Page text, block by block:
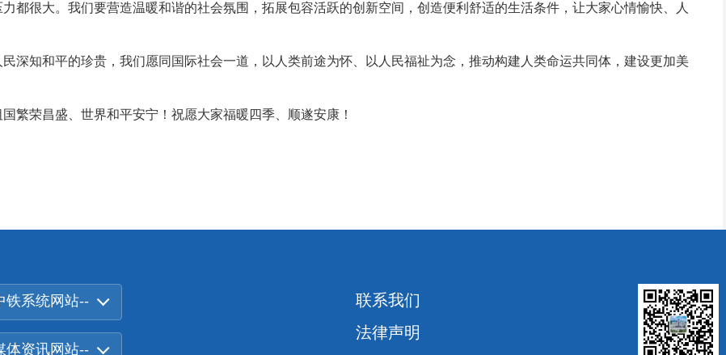
都很大。我们要营造温暖和谐的社会氛围，拓展包容活跃的创新空间，创造便利舒适的生活条件，让大家心情愉快、人
知和平的珍贵，我们愿同国际社会一道，以人类前途为怀、以人民福祉为念，推动构建人类命运共同体，建设更加美
荣昌盛、世界和平安宁！祝愿大家福暖四季、顺遂安康！
铁系统网站--
体资讯网站--
联系我们
法律声明